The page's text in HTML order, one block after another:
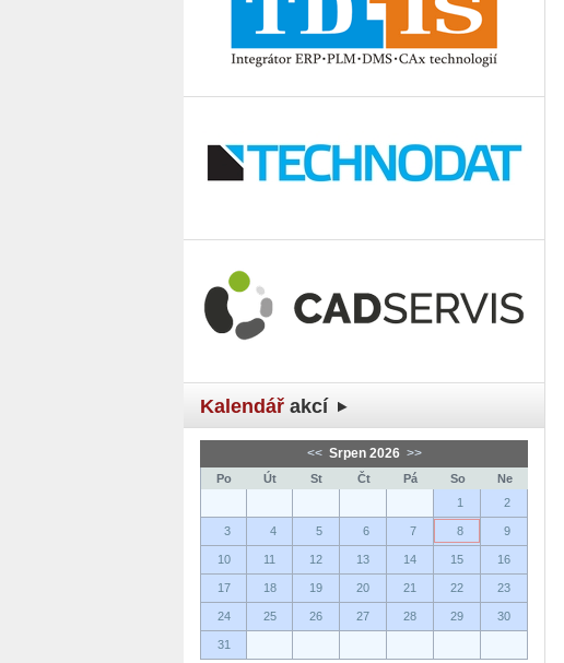
Kalendář akcí
<< Srpen 2026 >>
Po Út St Čt Pá So
Ne
1
2
3 4 5 6 7 8 9
10 11 12 13 14 15 16
17 18 19 20 21 22 23
24 25 26 27 28 29 30
31